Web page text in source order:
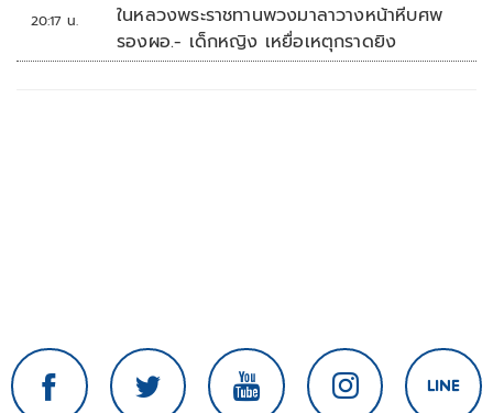
20:17 น.
ในหลวงพระราชทานพวงมาลาวางหน้าหีบศพ
รองผอ.- เด็กหญิง เหยื่อเหตุกราดยิง